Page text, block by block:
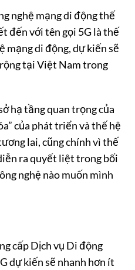
nghệ mạng di động thế
đến với tên gọi 5G là thế
mạng di động, dự kiến sẽ
tại Việt Nam trong
hạ tầng quan trọng của
của phát triển và thế hệ
lai, cũng chính vì thế
ra quyết liệt trong bối
nghệ nào muốn mình
cấp Dịch vụ Di động
dự kiến sẽ nhanh hơn ít